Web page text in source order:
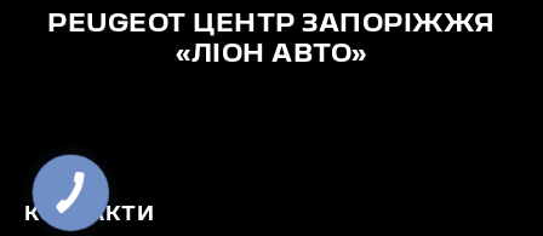
PEUGEOT ЦЕНТР ЗАПОРІЖЖЯ
«ЛІОН АВТО»
КОНТАКТИ